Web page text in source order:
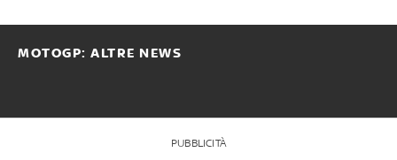
MOTOGP: ALTRE NEWS
PUBBLICITÀ